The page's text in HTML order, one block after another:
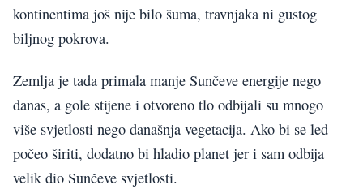
kontinentima još nije bilo šuma, travnjaka ni gustog
biljnog pokrova.
Zemlja je tada primala manje Sunčeve energije nego
danas, a gole stijene i otvoreno tlo odbijali su mnogo
više svjetlosti nego današnja vegetacija. Ako bi se led
počeo širiti, dodatno bi hladio planet jer i sam odbija
velik dio Sunčeve svjetlosti.